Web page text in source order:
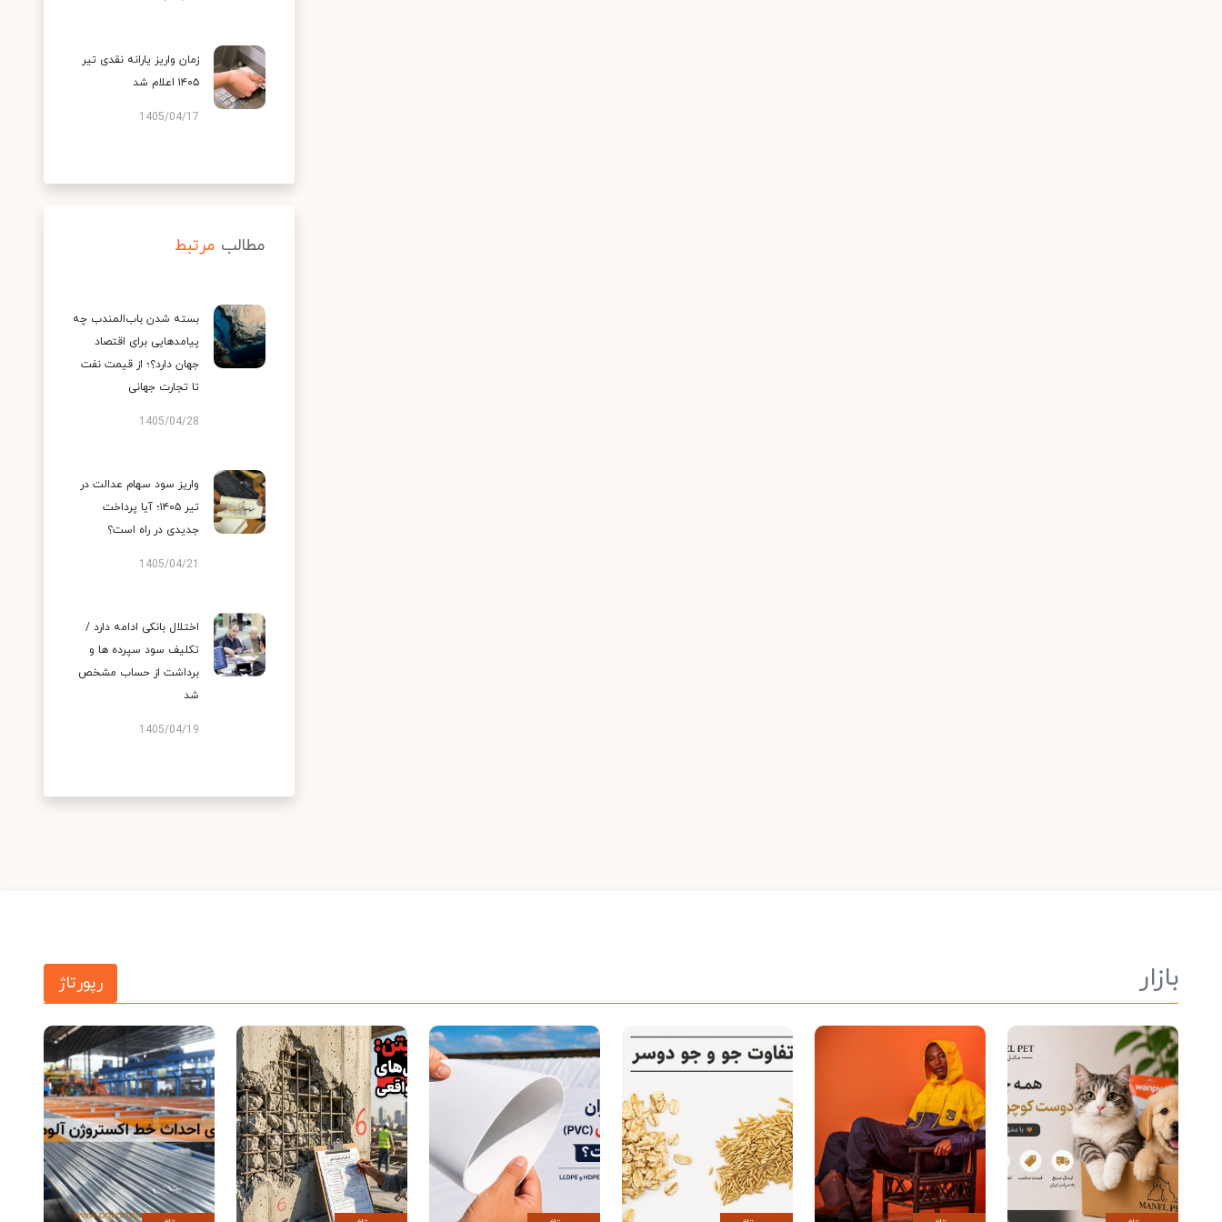
زمان واریز یارانه نقدی تیر
۱۴۰۵ اعلام شد
1405/04/17
مطالب مرتبط
بسته شدن باب‌المندب چه
پیامدهایی برای اقتصاد
جهان دارد؟؛ از قیمت نفت
تا تجارت جهانی
1405/04/28
واریز سود سهام عدالت در
تیر ۱۴۰۵؛ آیا پرداخت
جدیدی در راه است؟
1405/04/21
اختلال بانکی ادامه دارد /
تکلیف سود سپرده ها و
برداشت از حساب مشخص
شد
1405/04/19
بازار رپورتاژ